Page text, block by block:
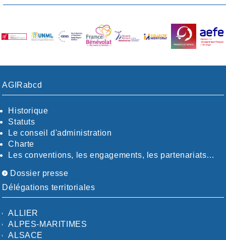
AGIRabcd
Historique
Statuts
Le conseil d'administration
Charte
Les conventions, les engagements, les partenariats…
Dossier presse
Délégations territoriales
ALLIER
ALPES-MARITIMES
ALSACE